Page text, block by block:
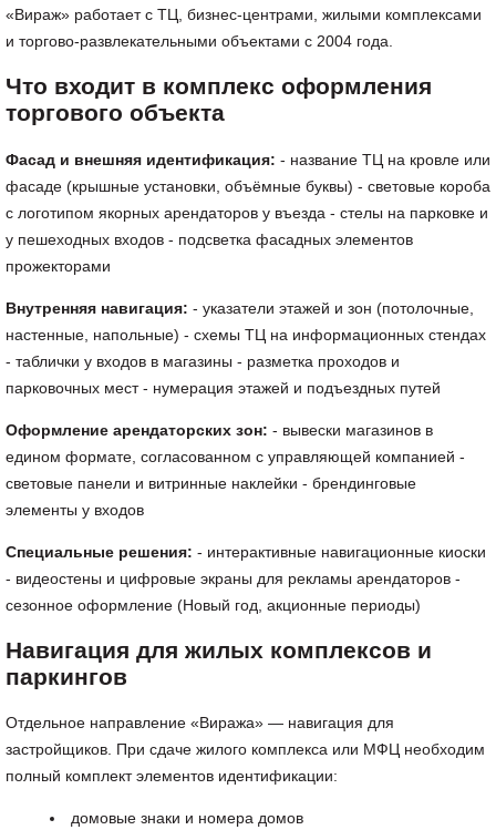
«Вираж» работает с ТЦ, бизнес-центрами, жилыми комплексами
и торгово-развлекательными объектами с 2004 года.
Что входит в комплекс оформления
торгового объекта
Фасад и внешняя идентификация: - название ТЦ на кровле или
фасаде (крышные установки, объёмные буквы) - световые короба
с логотипом якорных арендаторов у въезда - стелы на парковке и
у пешеходных входов - подсветка фасадных элементов
прожекторами
Внутренняя навигация: - указатели этажей и зон (потолочные,
настенные, напольные) - схемы ТЦ на информационных стендах
- таблички у входов в магазины - разметка проходов и
парковочных мест - нумерация этажей и подъездных путей
Оформление арендаторских зон: - вывески магазинов в
едином формате, согласованном с управляющей компанией -
световые панели и витринные наклейки - брендинговые
элементы у входов
Специальные решения: - интерактивные навигационные киоски
- видеостены и цифровые экраны для рекламы арендаторов -
сезонное оформление (Новый год, акционные периоды)
Навигация для жилых комплексов и
паркингов
Отдельное направление «Виража» — навигация для
застройщиков. При сдаче жилого комплекса или МФЦ необходим
полный комплект элементов идентификации:
домовые знаки и номера домов